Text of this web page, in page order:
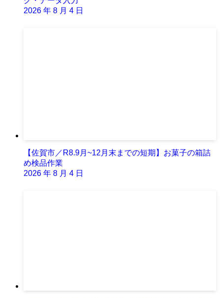
2026 年 8 月 4 日
【佐賀市／R8.9月~12月末までの短期】お菓子の箱詰
め検品作業
2026 年 8 月 4 日